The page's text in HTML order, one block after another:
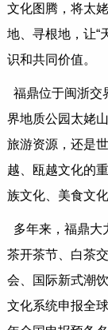
文化图腾，将太
地、寻根地，让“
识和共同价值。
福鼎位于闽浙交
界地质公园太姥
旅游资源，还是
越、瓯越文化的
族文化、美食文
多年来，福鼎大
茶开茶节、白茶
会、国际新式潮
文化系统申报全